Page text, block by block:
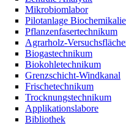
Mikrobiomlabor
Pilotanlage
Pflanzenfasertechnikum
Agrarholz-
Biogastechnikum
Biokohletechnikum
Grenzschicht-Windkanal
Frischetechnikum
Trocknungstechnikum
Applikationslabore
Bibliothek